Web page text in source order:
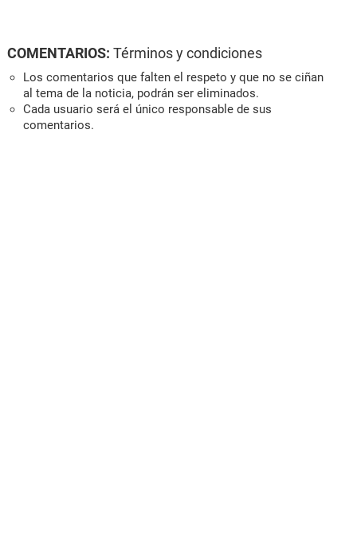
COMENTARIOS: Términos y condiciones
Los comentarios que falten el respeto y que no se ciñan
al tema de la noticia, podrán ser eliminados.
Cada usuario será el único responsable de sus
comentarios.